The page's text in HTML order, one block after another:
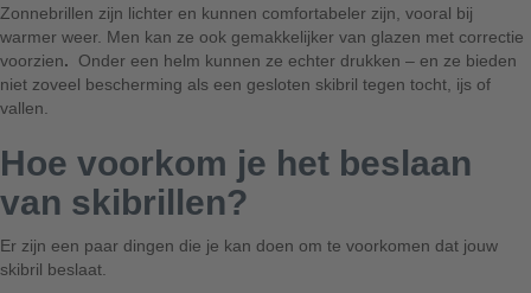
Zonnebrillen zijn lichter en kunnen comfortabeler zijn, vooral bij
warmer weer. Men kan ze ook gemakkelijker van glazen met correctie
voorzien. Onder een helm kunnen ze echter drukken – en ze bieden
niet zoveel bescherming als een gesloten skibril tegen tocht, ijs of
vallen.
Hoe voorkom je het beslaan
van skibrillen?
Er zijn een paar dingen die je kan doen om te voorkomen dat jouw
skibril beslaat.